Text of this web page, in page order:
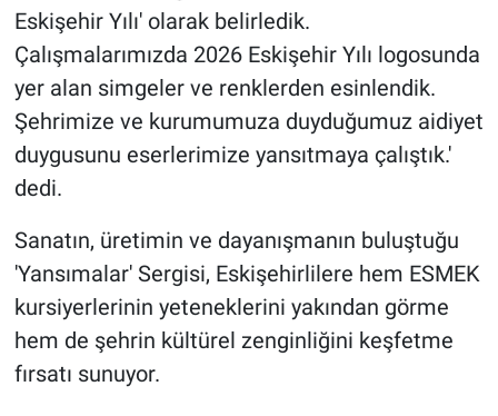
Eskişehir Yılı' olarak belirledik.
Çalışmalarımızda 2026 Eskişehir Yılı logosunda
yer alan simgeler ve renklerden esinlendik.
Şehrimize ve kurumumuza duyduğumuz aidiyet
duygusunu eserlerimize yansıtmaya çalıştık.'
dedi.
Sanatın, üretimin ve dayanışmanın buluştuğu
'Yansımalar' Sergisi, Eskişehirlilere hem ESMEK
kursiyerlerinin yeteneklerini yakından görme
hem de şehrin kültürel zenginliğini keşfetme
fırsatı sunuyor.